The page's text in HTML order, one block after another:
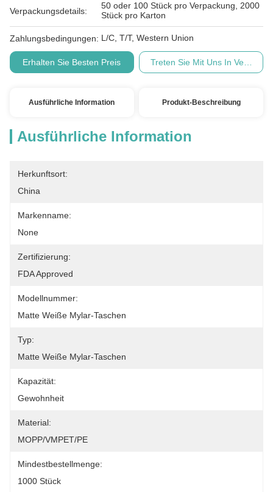
Verpackungsdetails:
50 oder 100 Stück pro Verpackung, 2000
Stück pro Karton
Zahlungsbedingungen: L/C, T/T, Western Union
Erhalten Sie Besten Preis Treten Sie Mit Uns In
Ausführliche Information Produkt-Beschreibung
Ausführliche Information
Herkunftsort:
China
Markenname:
None
Zertifizierung:
FDA Approved
Modellnummer:
Matte Weiße Mylar-Taschen
Typ:
Matte Weiße Mylar-Taschen
Kapazität:
Gewohnheit
Material:
MOPP/VMPET/PE
Mindestbestellmenge:
1000 Stück